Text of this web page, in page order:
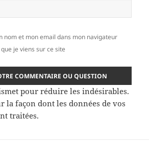
nom et mon email dans mon navigateur
je viens sur ce site
pour réduire les indésirables.
la façon dont les données de vos
traitées.